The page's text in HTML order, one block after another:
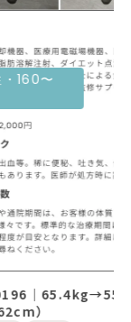
30代女性・
164cm
症例
代女性・